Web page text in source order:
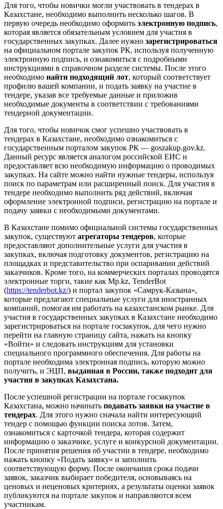
Для того, чтобы новички могли участвовать в тендерах в
Казахстане, необходимо выполнить несколько шагов. В
первую очередь необходимо оформить электронную подпись,
которая является обязательным условием для участия в
государственных закупках. Далее нужно зарегистрироваться
на официальном портале закупок РК, используя полученную
электронную подпись, и ознакомиться с подробными
инструкциями в справочном разделе системы. После этого
необходимо найти подходящий лот, который соответствует
профилю вашей компании, и подать заявку на участие в
тендере, указав все требуемые данные и приложив
необходимые документы в соответствии с требованиями
тендерной документации.
Для того, чтобы новичок смог успешно участвовать в
тендерах в Казахстане, необходимо ознакомиться с
государственным порталом закупок РК — goszakup.gov.kz.
Данный ресурс является аналогом российской ЕИС и
предоставляет всю необходимую информацию о проводимых
закупках. На сайте можно найти нужные тендеры, используя
поиск по параметрам или расширенный поиск. Для участия в
тендере необходимо выполнить ряд действий, включая
оформление электронной подписи, регистрацию на портале и
подачу заявки с необходимыми документами.
В Казахстане помимо официальной системы государственных
закупок, существуют агрегаторы тендеров, которые
предоставляют дополнительные услуги для участия в
закупках, включая подготовку документов, регистрацию на
площадках и представительство при оспаривании действий
заказчиков. Кроме того, на коммерческих порталах проводятся
электронные торги, такие как Mp.kz, TenderBot
(https://tenderbot.kz/) и портал закупок «Самрук-Казына»,
которые предлагают специальные услуги для иностранных
компаний, помогая им работать на казахстанском рынке. Для
участия в государственных закупках в Казахстане необходимо
зарегистрироваться на портале госзакупок, для чего нужно
перейти на главную страницу сайта, нажать на кнопку
«Войти» и следовать инструкциям для установки
специального программного обеспечения. Для работы на
портале необходима электронная подпись, которую можно
получить, и ЭЦП, выданная в России, также подходит для
участия в закупках Казахстана.
После успешной регистрации на портале госзакупок
Казахстана, можно начинать подавать заявки на участие в
тендерах. Для этого нужно сначала найти интересующий
тендер с помощью функции поиска лотов. Затем,
ознакомиться с карточкой тендера, которая содержит
информацию о заказчике, услуге и конкурсной документации.
После принятия решения об участии в тендере, необходимо
нажать кнопку «Подать заявку» и заполнить
соответствующую форму. После окончания срока подачи
заявок, заказчик выбирает победителя, основываясь на
ценовых и неценовых критериях, а результаты оценки заявок
публикуются на портале закупок и направляются всем
участникам.